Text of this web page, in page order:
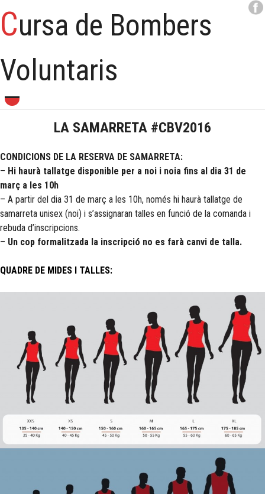
Cursa de Bombers
Voluntaris
LA SAMARRETA #CBV2016
CONDICIONS DE LA RESERVA DE SAMARRETA:
– Hi haurà tallatge disponible per a noi i noia fins al dia 31 de
març a les 10h
– A partir del dia 31 de març a les 10h, només hi haurà tallatge de
samarreta unisex (noi) i s’assignaran talles en funció de la comanda i
rebuda d’inscripcions.
– Un cop formalitzada la inscripció no es farà canvi de talla.
QUADRE DE MIDES I TALLES: